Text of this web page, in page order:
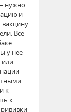
нужно
и
вакцину
Все
у нее
или
к
к